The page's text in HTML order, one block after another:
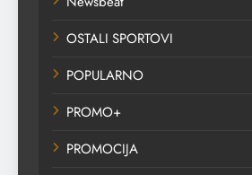
OSTALI SPORTOVI
POPULARNO
PROMO+
PROMOCIJA